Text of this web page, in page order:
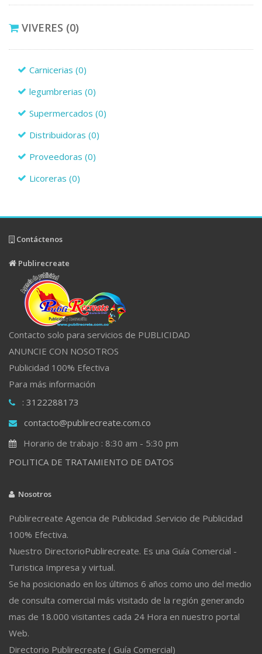
VIVERES (0)
Carnicerias
(0)
legumbrerias
(0)
Supermercados
(0)
Distribuidoras
(0)
Proveedoras
(0)
Licoreras
(0)
Contáctenos
Publirecreate
Contacto solo para servicios de PUBLICIDAD
ANUNCIE CON NOSOTROS
Publicidad 100% Efectiva
Para más información
: 3122288173
contacto@publirecreate.com.co
Horario de trabajo : 8:30 am - 5:30 pm
POLITICA DE TRATAMIENTO DE DATOS
Nosotros
Publirecreate Agencia de Publicidad .Servicio de Publicidad
100% Efectiva.
Nuestro DirectorioPublirecreate. Es una Guía Comercial -
Turistica Impresa y virtual.
Se ha posicionado en los últimos 6 años como uno del medio
de consulta comercial más visitado de la región generando
mas de 18.000 visitantes cada 24 Hora en nuestro portal
Web.
Directorio Publirecreate ( Guía Comercial)